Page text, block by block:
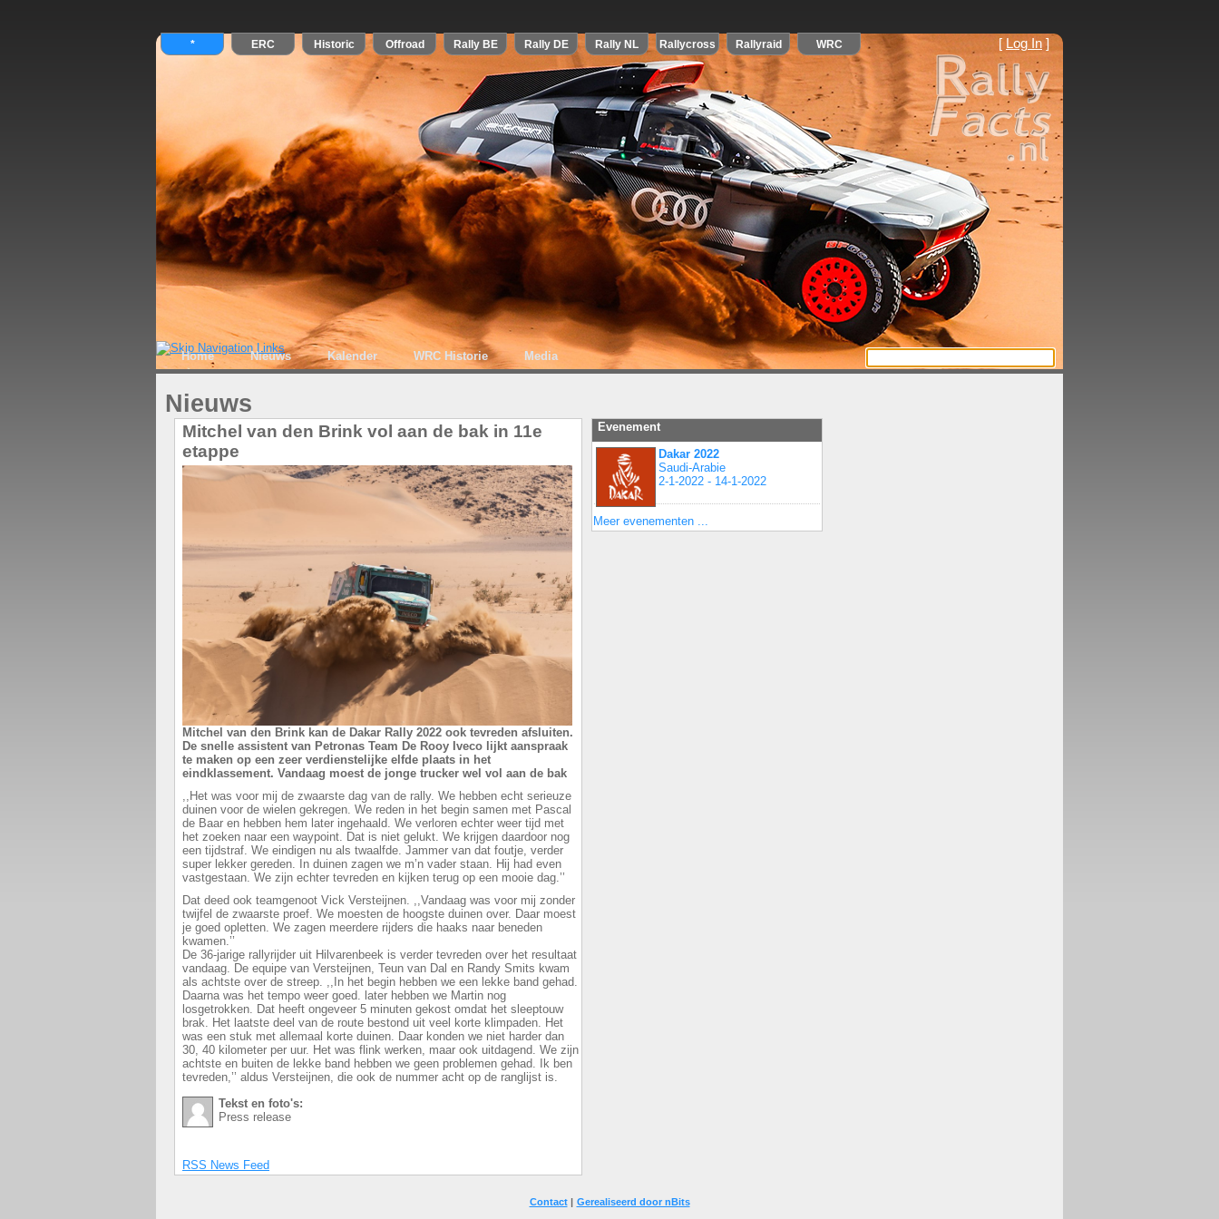
[ Log In ]
Home Nieuws Kalender WRC Historie Media
Nieuws
Mitchel van den Brink vol aan de bak in 11e
etappe
Mitchel van den Brink kan de Dakar Rally 2022 ook tevreden afsluiten.
De snelle assistent van Petronas Team De Rooy Iveco lijkt aanspraak
te maken op een zeer verdienstelijke elfde plaats in het
eindklassement. Vandaag moest de jonge trucker wel vol aan de bak
,,Het was voor mij de zwaarste dag van de rally. We hebben echt serieuze
duinen voor de wielen gekregen. We reden in het begin samen met Pascal
de Baar en hebben hem later ingehaald. We verloren echter weer tijd met
het zoeken naar een waypoint. Dat is niet gelukt. We krijgen daardoor nog
een tijdstraf. We eindigen nu als twaalfde. Jammer van dat foutje, verder
super lekker gereden. In duinen zagen we m’n vader staan. Hij had even
vastgestaan. We zijn echter tevreden en kijken terug op een mooie dag.’’
Dat deed ook teamgenoot Vick Versteijnen. ,,Vandaag was voor mij zonder
twijfel de zwaarste proef. We moesten de hoogste duinen over. Daar moest
je goed opletten. We zagen meerdere rijders die haaks naar beneden
kwamen.’’
De 36-jarige rallyrijder uit Hilvarenbeek is verder tevreden over het resultaat
vandaag. De equipe van Versteijnen, Teun van Dal en Randy Smits kwam
als achtste over de streep. ,,In het begin hebben we een lekke band gehad.
Daarna was het tempo weer goed. later hebben we Martin nog
losgetrokken. Dat heeft ongeveer 5 minuten gekost omdat het sleeptouw
brak. Het laatste deel van de route bestond uit veel korte klimpaden. Het
was een stuk met allemaal korte duinen. Daar konden we niet harder dan
30, 40 kilometer per uur. Het was flink werken, maar ook uitdagend. We zijn
achtste en buiten de lekke band hebben we geen problemen gehad. Ik ben
tevreden,’’ aldus Versteijnen, die ook de nummer acht op de ranglijst is.
Tekst en foto's:
Press release
RSS News Feed
Evenement
Dakar 2022
Saudi-Arabie
2-1-2022 - 14-1-2022
Meer evenementen ...
Contact| Gerealiseerd door nBits